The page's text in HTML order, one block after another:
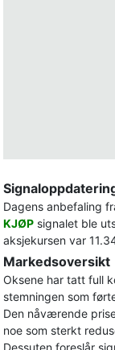
Dagens anbefaling
KJØP signalet ble
aksjekursen var
Markedsoversikt
Oksene har tatt full
stemningen som
Den nåværende
noe som sterkt
Dessuten foreslår